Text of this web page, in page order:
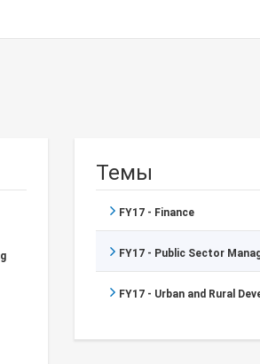
Темы
FY17 - Finance
FY17 - Public Sector
FY17 - Urban and Rural